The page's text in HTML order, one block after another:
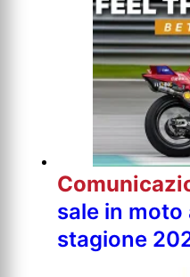
sale in moto
stagione